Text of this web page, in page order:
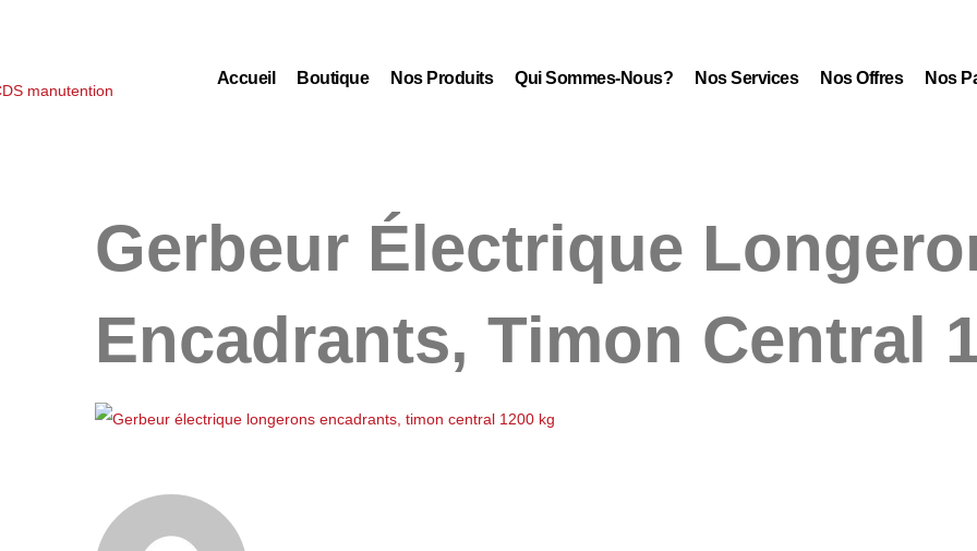
Accueil Boutique Nos Produits Qui Sommes-Nous? Nos Services Nos Offres Nos
Gerbeur Électrique
Encadrants, Timon Central